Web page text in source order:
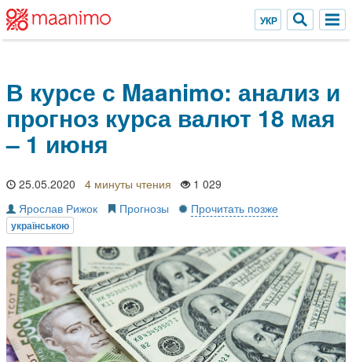
В курсе с Maanimo: анализ и
прогноз курса валют 18 мая
– 1 июня
25.05.2020 4 минуты
1 029
Ярослав Рижок